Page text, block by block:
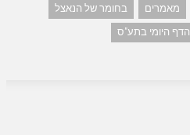
מאמרים
בחומר של הנאצל
הדף היומי בתע"ס